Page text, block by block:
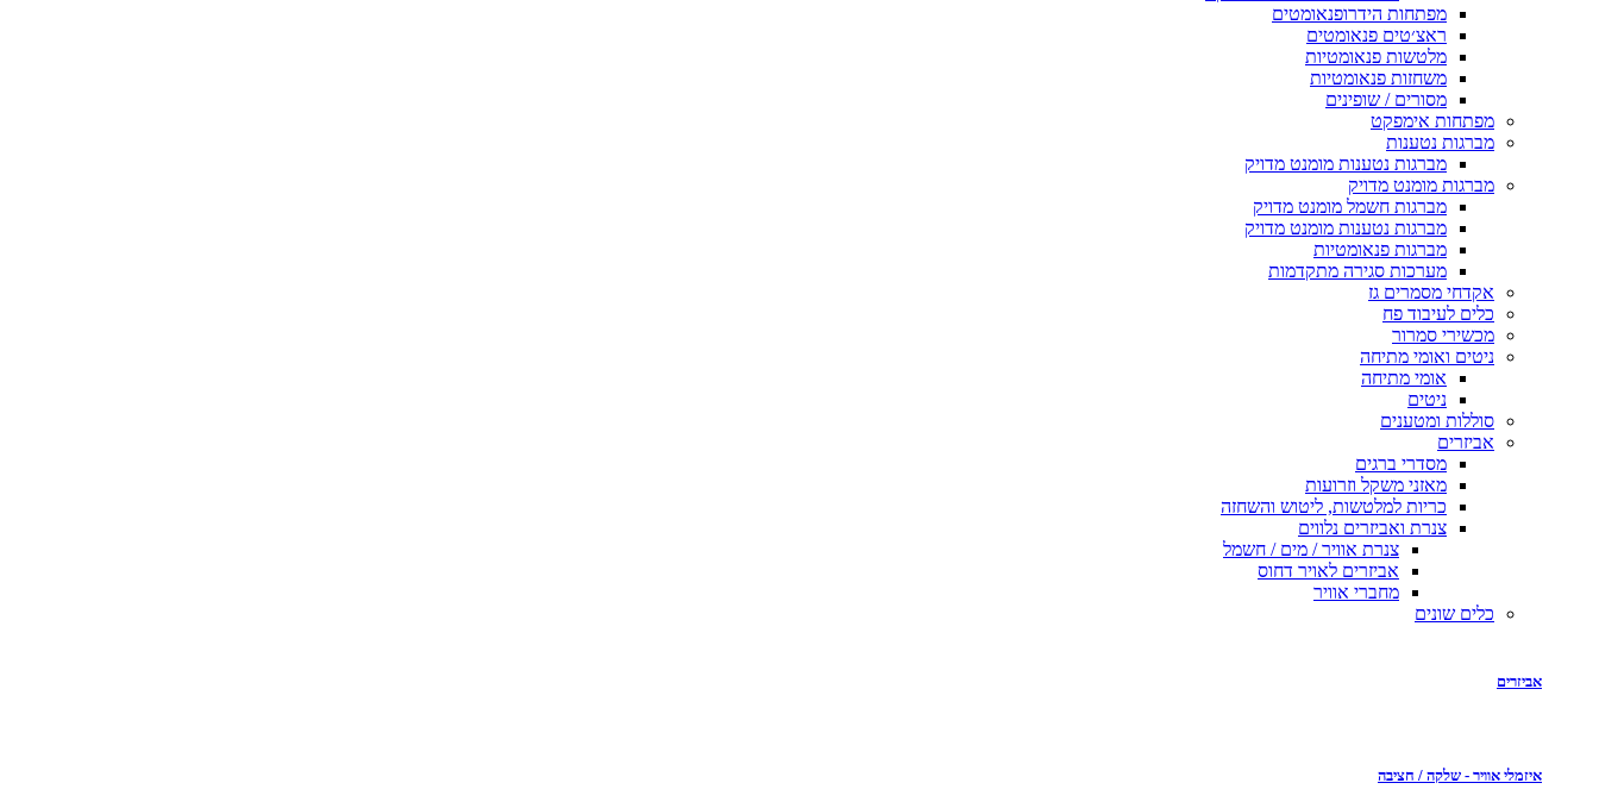
מפתחות הידרופנאומטים
ראצ׳טים פנאומטים
מלטשות פנאומטיות
משחזות פנאומטיות
מסורים / שופינים
מפתחות אימפקט
מברגות נטענות
מברגות נטענות מומנט מדויק
מברגות מומנט מדויק
מברגות חשמל מומנט מדויק
מברגות נטענות מומנט מדויק
מברגות פנאומטיות
מערכות סגירה מתקדמות
אקדחי מסמרים גז
כלים לעיבוד פח
מכשירי סמרור
ניטים ואומי מתיחה
אומי מתיחה
ניטים
סוללות ומטענים
אביזרים
מסדרי ברגים
מאזני משקל וזרועות
כריות למלטשות, ליטוש והשחזה
צנרת ואביזרים נלווים
צנרת אוויר / מים / חשמל
אביזרים לאויר דחוס
מחברי אוויר
כלים שונים
אביזרים
איזמלי אוויר - שלקה / חציבה